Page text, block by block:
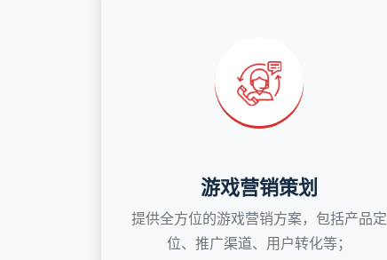
游戏营销策划
提供全方位的游戏营销方案，包括产品定
位、推广渠道、用户转化等；